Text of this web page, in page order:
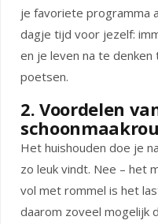
je favoriete programma
dagje tijd voor jezelf:
en je leven na te
poetsen.
2. Voordelen
Het huishouden doe je
zo leuk vindt. Nee – het
vol met rommel is het
daarom zoveel mogelijk